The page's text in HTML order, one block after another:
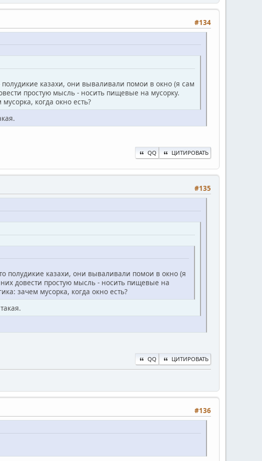
#134
полудикие казахи, они вываливали помои в окно (я сам
простую мысль - носить пищевые на мусорку.
когда окно есть?
QQ ЦИТИРОВАТЬ
#135
полудикие казахи, они вываливали помои в окно (я
довести простую мысль - носить пищевые на
зачем мусорка, когда окно есть?
QQ ЦИТИРОВАТЬ
#136